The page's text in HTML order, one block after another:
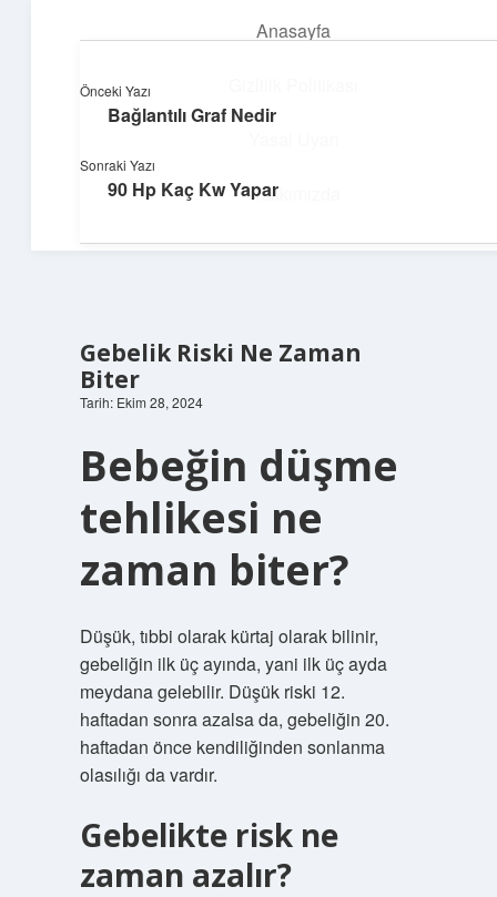
Anasayfa
Hakkımızda
Enerji Dolu Fikirler
Hayatına güç katan neşeli öneriler!
Gebelik Riski Ne Zaman
Biter
Tarih: Ekim 28, 2024
Bebeğin düşme
tehlikesi ne
zaman biter?
Düşük, tıbbi olarak kürtaj olarak bilinir,
gebeliğin ilk üç ayında, yani ilk üç ayda
meydana gelebilir. Düşük riski 12.
haftadan sonra azalsa da, gebeliğin 20.
haftadan önce kendiliğinden sonlanma
olasılığı da vardır.
Gebelikte risk ne
zaman azalır?
Önceki Yazı
Bağlantılı Graf Nedir
Sonraki Yazı
90 Hp Kaç Kw Yapar